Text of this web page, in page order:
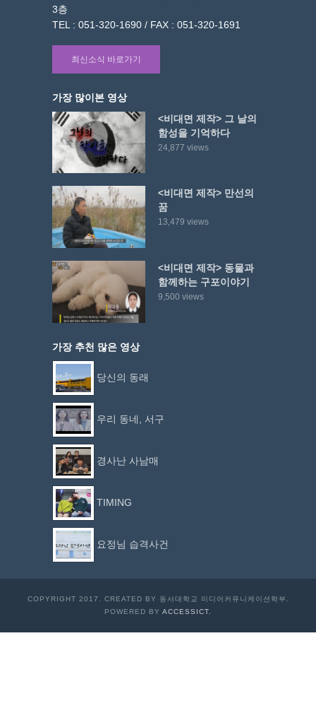
3층
TEL : 051-320-1690 / FAX : 051-320-1691
최신소식 바로가기
가장 많이본 영상
<비대면 제작> 그 날의
함성을 기억하다
24,877 views
<비대면 제작> 만선의
꿈
13,479 views
<비대면 제작> 동물과
함께하는 구포이야기
9,500 views
가장 추천 많은 영상
당신의 동래
우리 동네, 서구
경사난 사남매
TIMING
요정님 습격사건
COPYRIGHT 2017. CREATED BY 동서대학교 미디어커뮤니케이션학부.
POWERED BY ACCESSICT.